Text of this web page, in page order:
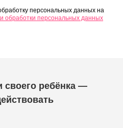
персональных данных на
обработки персональных данных
своего ребёнка —